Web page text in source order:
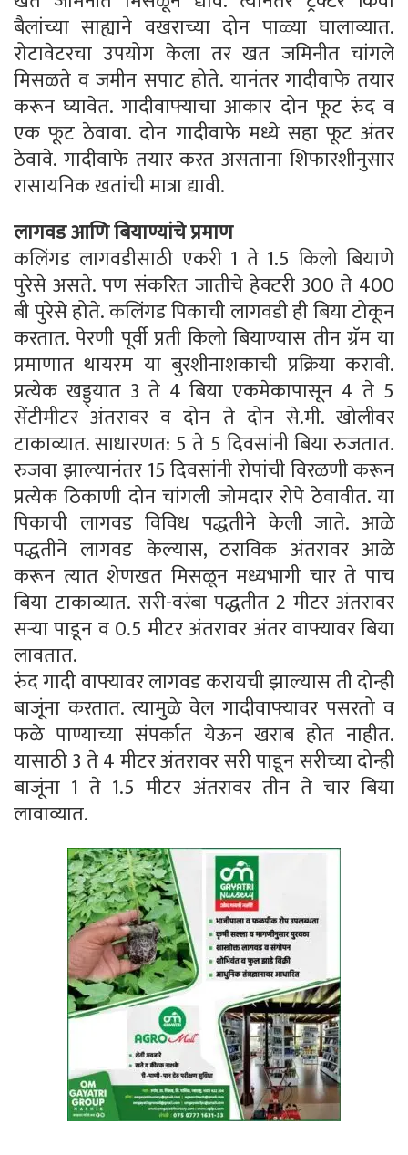
बैलांच्या साह्याने वखराच्या दोन पाळ्या घालाव्यात.
रोटावेटरचा उपयोग केला तर खत जमिनीत चांगले
मिसळते व जमीन सपाट होते. यानंतर गादीवाफे तयार
करून घ्यावेत. गादीवाफ्याचा आकार दोन फूट रुंद व
एक फूट ठेवावा. दोन गादीवाफे मध्ये सहा फूट अंतर
ठेवावे. गादीवाफे तयार करत असताना शिफारशीनुसार
रासायनिक खतांची मात्रा द्यावी.
लागवड आणि बियाण्यांचे प्रमाण
कलिंगड लागवडीसाठी एकरी 1 ते 1.5 किलो बियाणे
पुरेसे असते. पण संकरित जातीचे हेक्टरी 300 ते 400
बी पुरेसे होते. कलिंगड पिकाची लागवडी ही बिया टोकून
करतात. पेरणी पूर्वी प्रती किलो बियाण्यास तीन ग्रॅम या
प्रमाणात थायरम या बुरशीनाशकाची प्रक्रिया करावी.
प्रत्येक खड्ड्यात 3 ते 4 बिया एकमेकापासून 4 ते 5
सेंटीमीटर अंतरावर व दोन ते दोन से.मी. खोलीवर
टाकाव्यात. साधारणत: 5 ते 5 दिवसांनी बिया रुजतात.
रुजवा झाल्यानंतर 15 दिवसांनी रोपांची विरळणी करून
प्रत्येक ठिकाणी दोन चांगली जोमदार रोपे ठेवावीत. या
पिकाची लागवड विविध पद्धतीने केली जाते. आळे
पद्धतीने लागवड केल्यास, ठराविक अंतरावर आळे
करून त्यात शेणखत मिसळून मध्यभागी चार ते पाच
बिया टाकाव्यात. सरी-वरंबा पद्धतीत 2 मीटर अंतरावर
सर्‍या पाडून व 0.5 मीटर अंतरावर अंतर वाफ्यावर बिया
लावतात.
रुंद गादी वाफ्यावर लागवड करायची झाल्यास ती दोन्ही
बाजूंना करतात. त्यामुळे वेल गादीवाफ्यावर पसरतो व
फळे पाण्याच्या संपर्कात येऊन खराब होत नाहीत.
यासाठी 3 ते 4 मीटर अंतरावर सरी पाडून सरीच्या दोन्ही
बाजूंना 1 ते 1.5 मीटर अंतरावर तीन ते चार बिया
लावाव्यात.